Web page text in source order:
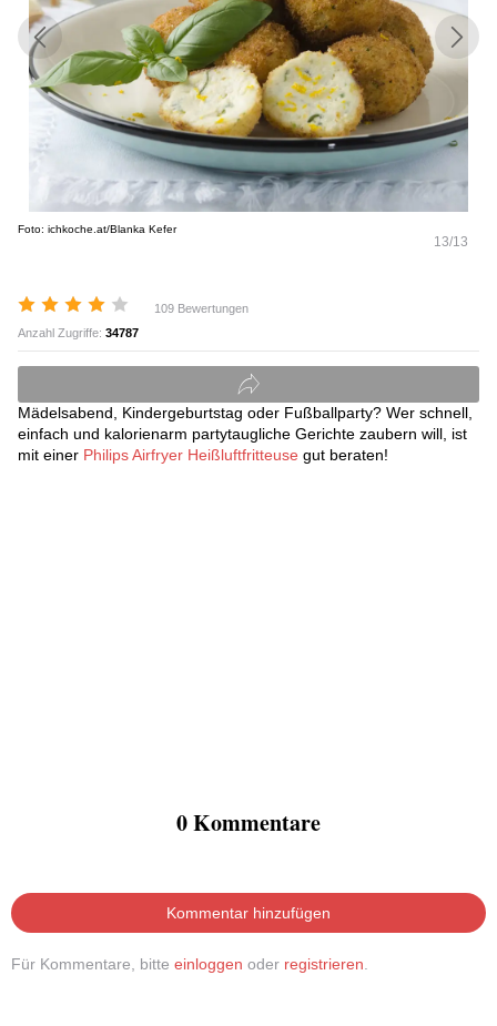
Foto: ichkoche.at/Blanka Kefer
13/13
109 Bewertungen
Anzahl Zugriffe: 34787
Mädelsabend, Kindergeburtstag oder Fußballparty? Wer schnell,
einfach und kalorienarm partytaugliche Gerichte zaubern will, ist
mit einer Philips Airfryer Heißluftfritteuse gut beraten!
0 Kommentare
Kommentar hinzufügen
Für Kommentare, bitte einloggen oder registrieren